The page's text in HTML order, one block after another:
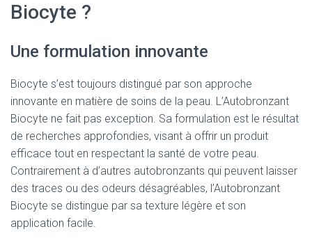
Biocyte ?
Une formulation innovante
Biocyte s’est toujours distingué par son approche
innovante en matière de soins de la peau. L’Autobronzant
Biocyte ne fait pas exception. Sa formulation est le résultat
de recherches approfondies, visant à offrir un produit
efficace tout en respectant la santé de votre peau.
Contrairement à d’autres autobronzants qui peuvent laisser
des traces ou des odeurs désagréables, l’Autobronzant
Biocyte se distingue par sa texture légère et son
application facile.